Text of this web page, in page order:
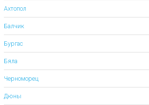
Ахтопол
Балчик
Бургас
Бяла
Черноморец
Дюны